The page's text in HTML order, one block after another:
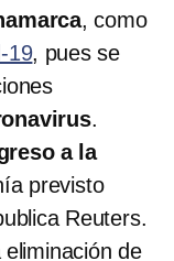
, como
19, pues se
.
a la
previsto
Reuters.
de